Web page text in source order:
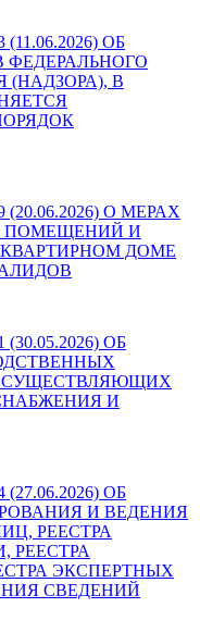
(11.06.2026) ОБ
ФЕДЕРАЛЬНОГО
(НАДЗОРА), В
(20.06.2026) О МЕРАХ
ПОМЕЩЕНИЙ И
ДОМЕ
(30.05.2026) ОБ
И
(27.06.2026) ОБ
И ВЕДЕНИЯ
РЕЕСТРА
РЕЕСТРА
ЭКСПЕРТНЫХ
СВЕДЕНИЙ